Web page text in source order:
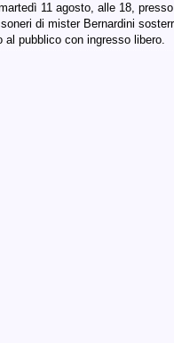
11 agosto, alle 18,
di mister Bernardini
al pubblico con ingresso libero.